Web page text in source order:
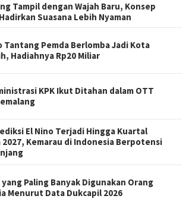
Tampil dengan Wajah Baru, Konsep
Suasana Lebih Nyaman
Tantang Pemda Berlomba Jadi Kota
Hadiahnya Rp20 Miliar
KPK Ikut Ditahan dalam OTT
El Nino Terjadi Hingga Kuartal
2027, Kemarau di Indonesia Berpotensi
yang Paling Banyak Digunakan Orang
Menurut Data Dukcapil 2026